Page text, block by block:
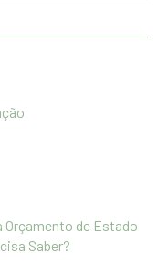
de Estado
Saber?